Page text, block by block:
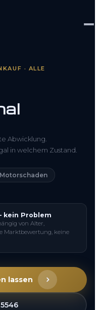
5546
· ALLE
Abwicklung.
in welchem Zustand.
Motorschaden
kein Problem
von Alter,
Marktbewertung, keine
lassen